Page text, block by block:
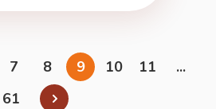
7 8 9 10 11
...
61